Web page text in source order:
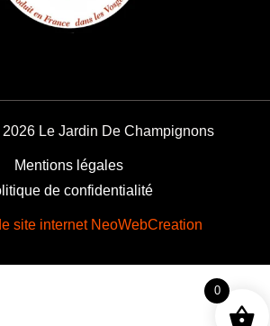
Le Jardin De Champignons
Mentions légales
de confidentialité
site internet NeoWebCreation
0